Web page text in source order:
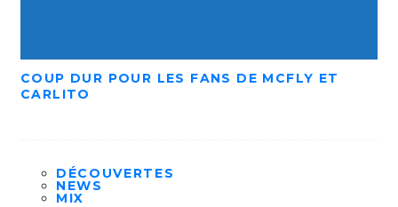
COUP DUR POUR LES FANS DE MCFLY ET
CARLITO
DÉCOUVERTES
NEWS
MIX